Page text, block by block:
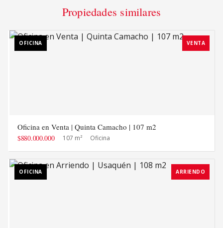
Propiedades similares
OFICINA VENTA
Oficina en Venta | Quinta Camacho | 107 m2
$880.000.000 107 m² Oficina
OFICINA ARRIENDO